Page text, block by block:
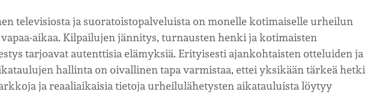
televisiosta ja suoratoistopalveluista on monelle kotimaiselle urheilun
aikaa. Kilpailujen jännitys, turnausten henki ja kotimaisten
tarjoavat autenttisia elämyksiä. Erityisesti ajankohtaisten otteluiden ja
hallinta on oivallinen tapa varmistaa, ettei yksikään tärkeä hetki
ja reaaliaikaisia tietoja urheilulähetysten aikatauluista löytyy